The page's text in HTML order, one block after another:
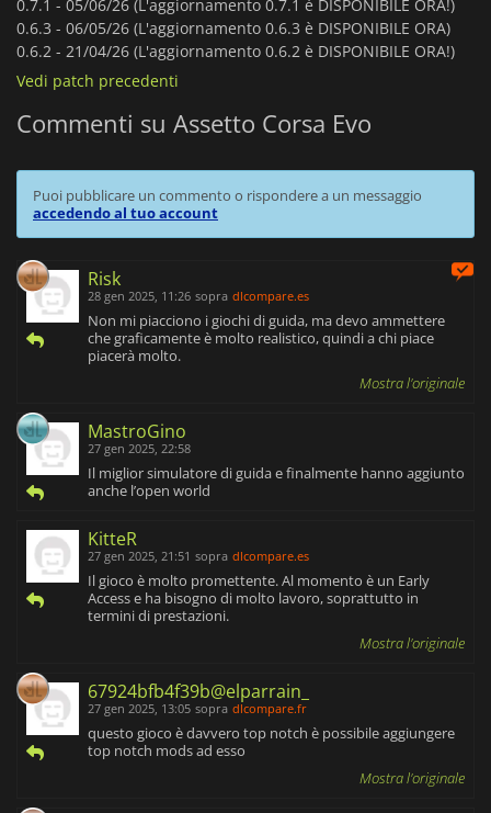
0.7.1 - 05/06/26 (L'aggiornamento 0.7.1 è DISPONIBILE ORA!)
0.6.3 - 06/05/26 (L'aggiornamento 0.6.3 è DISPONIBILE ORA)
0.6.2 - 21/04/26 (L'aggiornamento 0.6.2 è DISPONIBILE ORA!)
Vedi patch precedenti
Commenti su Assetto Corsa Evo
Puoi pubblicare un commento o rispondere a un messaggio
accedendo al tuo account
Risk
28 gen 2025, 11:26 sopra dlcompare.es
Non mi piacciono i giochi di guida, ma devo ammettere
che graficamente è molto realistico, quindi a chi piace
piacerà molto.
Mostra l'originale
MastroGino
27 gen 2025, 22:58
Il miglior simulatore di guida e finalmente hanno aggiunto
anche l’open world
KitteR
27 gen 2025, 21:51 sopra dlcompare.es
Il gioco è molto promettente. Al momento è un Early
Access e ha bisogno di molto lavoro, soprattutto in
termini di prestazioni.
Mostra l'originale
67924bfb4f39b@elparrain_
27 gen 2025, 13:05 sopra dlcompare.fr
questo gioco è davvero top notch è possibile aggiungere
top notch mods ad esso
Mostra l'originale